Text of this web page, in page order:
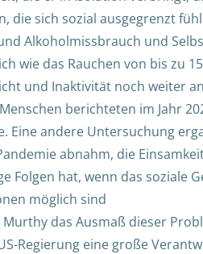
die sich sozial ausgegrenzt
Alkoholmissbrauch und
wie das Rauchen von bis zu
und Inaktivität noch weiter
berichteten im Jahr
Eine andere Untersuchung
abnahm, die
Folgen hat, wenn das soziale
möglich sind
das Ausmaß dieser
Regierung eine große